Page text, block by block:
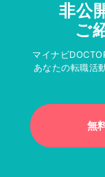
非公
ご
マイナビ
あなたの転職活
無